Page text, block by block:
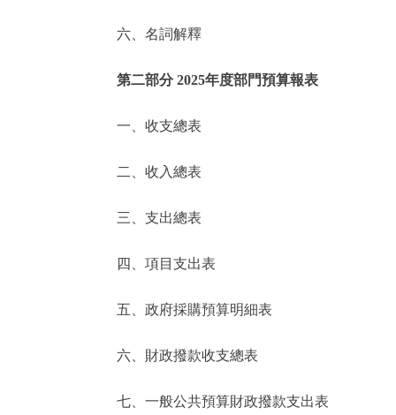
仲介服務
政民互動
12345網上接訴即辦
參與調查
走進北京
北京概況
綠色北京
ENGLISH
六、名詞解釋
第二部分 2025年度部門預算報表
一、收支總表
二、收入總表
三、支出總表
四、項目支出表
五、政府採購預算明細表
六、財政撥款收支總表
七、一般公共預算財政撥款支出表